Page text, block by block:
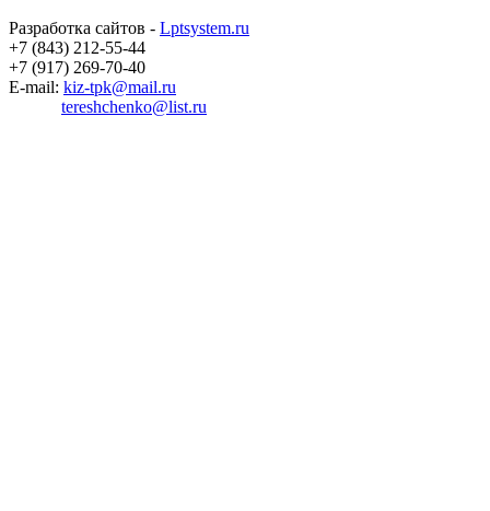
Разработка сайтов - Lptsystem.ru
+7 (843) 212-55-44
+7 (917) 269-70-40
E-mail: kiz-tpk@mail.ru
tereshchenko@list.ru